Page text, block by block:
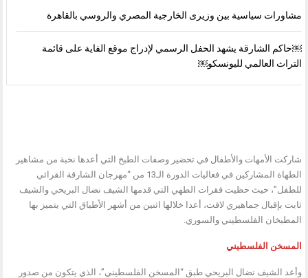
مشاورات سياسية بين وزيرى الخارجية المصري والروسي بالقاهرة
￼حاكم الشارقة يشهد الحفل الرسمي لإدراج موقع الفاية على قائمة
التراث العالمي لليونسكو￼
شاركت الأمهات والأطفال في تحضير وصفات الطبخ التي أعدها نخبة من مشاهير
الطهاة المشاركين في فعاليات الدورة الـ13 من “مهرجان الشارقة القرائي
للطفل”، حيث حظيت فقرات الطهي التي قدمها الشيف نضال البريحي والشيف
ثابت بإقبال جماهيري لافت، أعدا خلالها اثنين من أشهر الأطباق التي يتميز بها
المطبخان الفلسطيني والسوري.
المسخن الفلسطيني
وأعد الشيف نضال البريحي طبق “المسخن الفلسطيني”، الذي يتكون من صدور